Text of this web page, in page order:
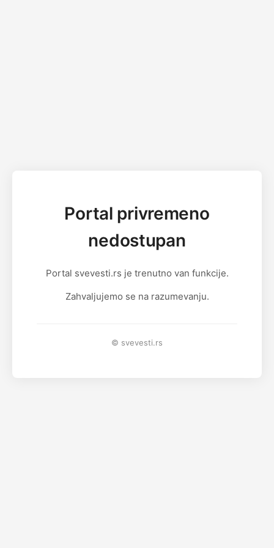
Portal privremeno
nedostupan
Portal svevesti.rs je trenutno van funkcije.
Zahvaljujemo se na razumevanju.
© svevesti.rs